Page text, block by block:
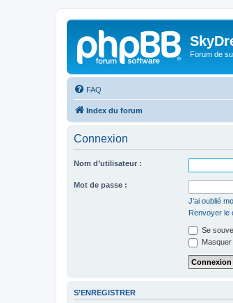
Forum de
FAQ
Index du forum
Connexion
Nom d’utilisateur :
Mot de passe :
J’ai oublié
Renvoyer le
Se
S’ENREGISTRER